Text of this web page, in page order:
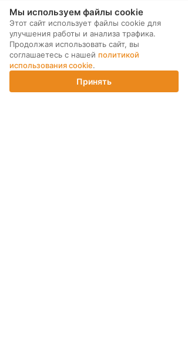
Корзина
Мы используем файлы cookie
Этот сайт использует файлы cookie для
улучшения работы и анализа трафика.
Продолжая использовать сайт, вы
соглашаетесь с нашей политикой
использования cookie.
Принять